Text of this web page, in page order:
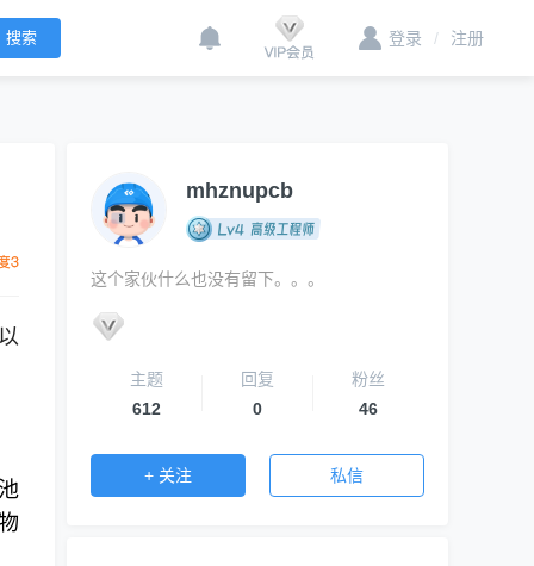
登录 / 注册
mhznupcb
这个家伙什么也没有留下。。。
主题
612
回复
0
粉丝
46
+ 关注 私信